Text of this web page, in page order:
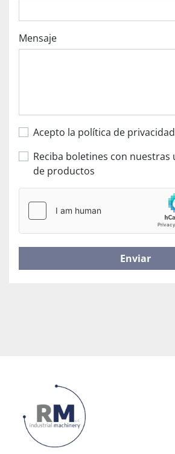
Mensaje
Acepto la política de privacidad
Reciba boletines con nuestras últimas ofertas
de productos
Enviar